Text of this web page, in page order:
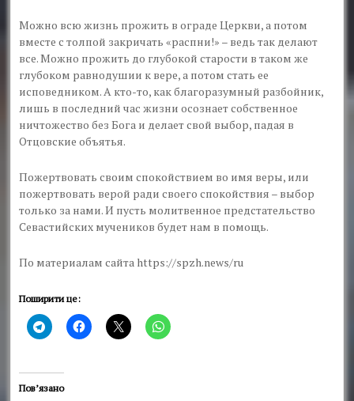
Можно всю жизнь прожить в ограде Церкви, а потом
вместе с толпой закричать «распни!» – ведь так делают
все. Можно прожить до глубокой старости в таком же
глубоком равнодушии к вере, а потом стать ее
исповедником. А кто-то, как благоразумный разбойник,
лишь в последний час жизни осознает собственное
ничтожество без Бога и делает свой выбор, падая в
Отцовские объятья.
Пожертвовать своим спокойствием во имя веры, или
пожертвовать верой ради своего спокойствия – выбор
только за нами. И пусть молитвенное предстательство
Севастийских мучеников будет нам в помощь.
По материалам сайта https://spzh.news/ru
Поширити це:
Пов’язано